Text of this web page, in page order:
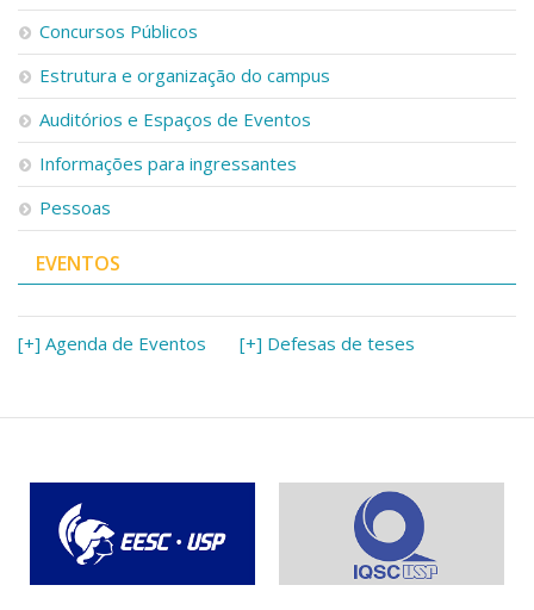
Concursos Públicos
Estrutura e organização do campus
Auditórios e Espaços de Eventos
Informações para ingressantes
Pessoas
EVENTOS
[+] Agenda de Eventos [+] Defesas de teses